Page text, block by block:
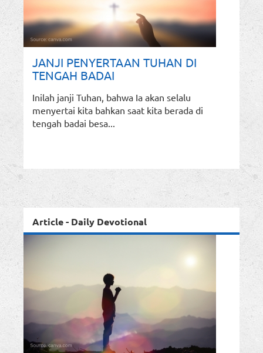
JANJI PENYERTAAN TUHAN DI
TENGAH BADAI
Inilah janji Tuhan, bahwa Ia akan selalu
menyertai kita bahkan saat kita berada di
tengah badai besa...
Article - Daily Devotional